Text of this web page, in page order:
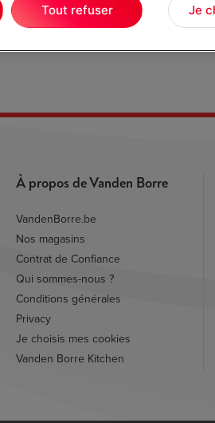
localiser l'article.
À propos de Vanden Borre
VandenBorre.be
Nos magasins
Contrat de Confiance
Qui sommes-nous ?
Conditions générales
Privacy
Je choisis mes cookies
Vanden Borre Kitchen
Je
Tout refuser